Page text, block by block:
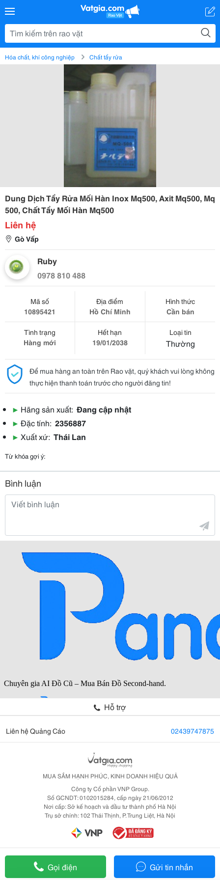
Hóa chất, khí công nghiệp Chất tẩy rửa
Dung Dịch Tẩy Rửa Mối Hàn Inox Mq500, Axit Mq500, Mq
500, Chất Tẩy Mối Hàn Mq500
Liên hệ
Gò Vấp
Ruby
0978 810 488
Mã số
10895421
Địa điểm
Hồ Chí Minh
Hình thức
Cần bán
Tình trạng
Hàng mới
Hết hạn
19/01/2038
Loại tin
Thường
Để mua hàng an toàn trên Rao vặt, quý khách vui lòng không
thực hiện thanh toán trước cho người đăng tin!
▶ Hãng sản xuất: Đang cập nhật
▶ Đặc tính: 2356887
▶ Xuất xứ: Thái Lan
Từ khóa gợi ý:
Bình luận
Gọi điện Gửi tin nhắn
Hỗ trợ
Liên hệ Quảng Cáo 02439747875
MUA SẮM HẠNH PHÚC, KINH DOANH HIỆU QUẢ
Công ty Cổ phần VNP Group.
Số GCNDT: 0102015284, cấp ngày 21/06/2012
Nơi cấp: Sở kế hoạch và đầu tư thành phố Hà Nội
Trụ sở chính: 102 Thái Thịnh, P. Trung Liệt, Hà Nội